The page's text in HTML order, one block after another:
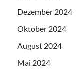
Dezember 2024
Oktober 2024
August 2024
Mai 2024